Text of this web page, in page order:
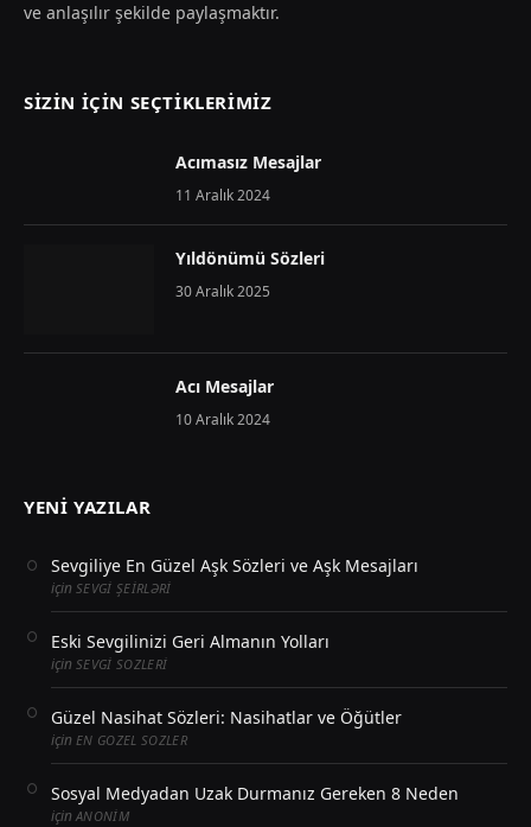
ve anlaşılır şekilde paylaşmaktır.
SIZIN İÇIN SEÇTIKLERIMIZ
Acımasız Mesajlar
11 Aralık 2024
Yıldönümü Sözleri
30 Aralık 2025
Acı Mesajlar
10 Aralık 2024
YENI YAZILAR
Sevgiliye En Güzel Aşk Sözleri ve Aşk Mesajları
için SEVGI ŞEIRLƏRI
Eski Sevgilinizi Geri Almanın Yolları
için SEVGI SOZLERI
Güzel Nasihat Sözleri: Nasihatlar ve Öğütler
için EN GOZEL SOZLER
Sosyal Medyadan Uzak Durmanız Gereken 8 Neden
içinANONIM